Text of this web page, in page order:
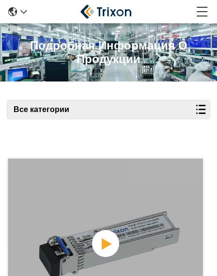
Подробная Информация О
Продукции
Все категории